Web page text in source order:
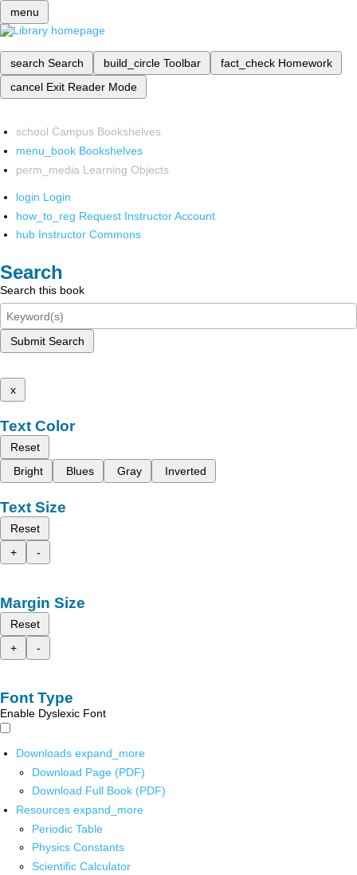
menu
search Search build_circle Toolbar fact_check Homework
cancel Exit Reader Mode
school Campus Bookshelves
menu_book Bookshelves
perm_media Learning Objects
login Login
how_to_reg Request Instructor Account
hub Instructor Commons
Search
Search this book
Submit Search
x
Text Color
Reset
Bright
Blues Gray Inverted
Text Size
Reset
+
-
Margin Size
Reset
+
-
Font Type
Enable Dyslexic Font
Downloads expand_more
Download Page (PDF)
Download Full Book (PDF)
Resources expand_more
Periodic Table
Physics Constants
Scientific Calculator